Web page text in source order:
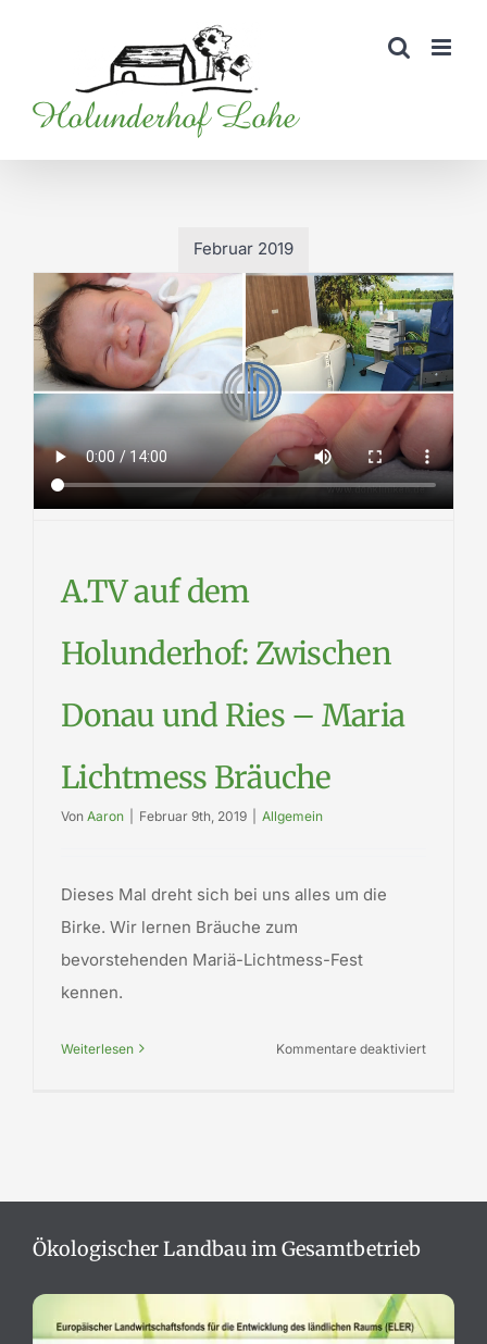
Februar 2019
A.TV auf dem
Holunderhof: Zwischen
Donau und Ries – Maria
Lichtmess Bräuche
Von Aaron Februar 9th, 2019 Allgemein
Dieses Mal dreht sich bei uns alles um die
Birke. Wir lernen Bräuche zum
bevorstehenden Mariä-Lichtmess-Fest
kennen.
Weiterlesen Kommentare deaktiviertfür
Donau
Maria
Lichtmess
Ökologischer Landbau im Gesamtbetrieb